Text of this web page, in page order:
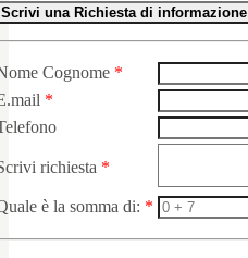
Scrivi una Richiesta di informazione
Cognome *
*
richiesta *
è la somma di: *